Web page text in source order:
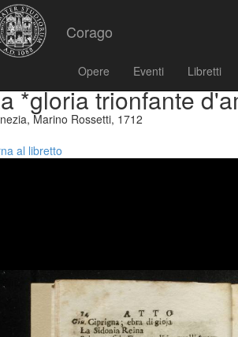
Corago
Opere Eventi Libretti
*gloria trionfante
Marino Rossetti, 1712
al libretto